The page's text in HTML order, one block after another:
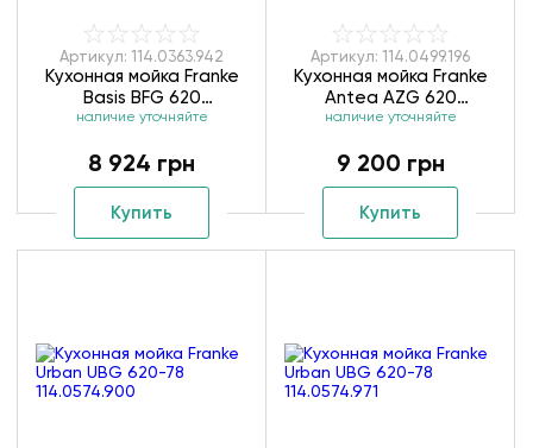
Артикул: 114.0363.942
Кухонная мойка Franke
Basis BFG 620
(114.0363.942)
наличие уточняйте
8 924 грн
Купить
Артикул: 114.0499.196
Кухонная мойка Franke
Antea AZG 620
114.0499.196
наличие уточняйте
9 200 грн
Купить